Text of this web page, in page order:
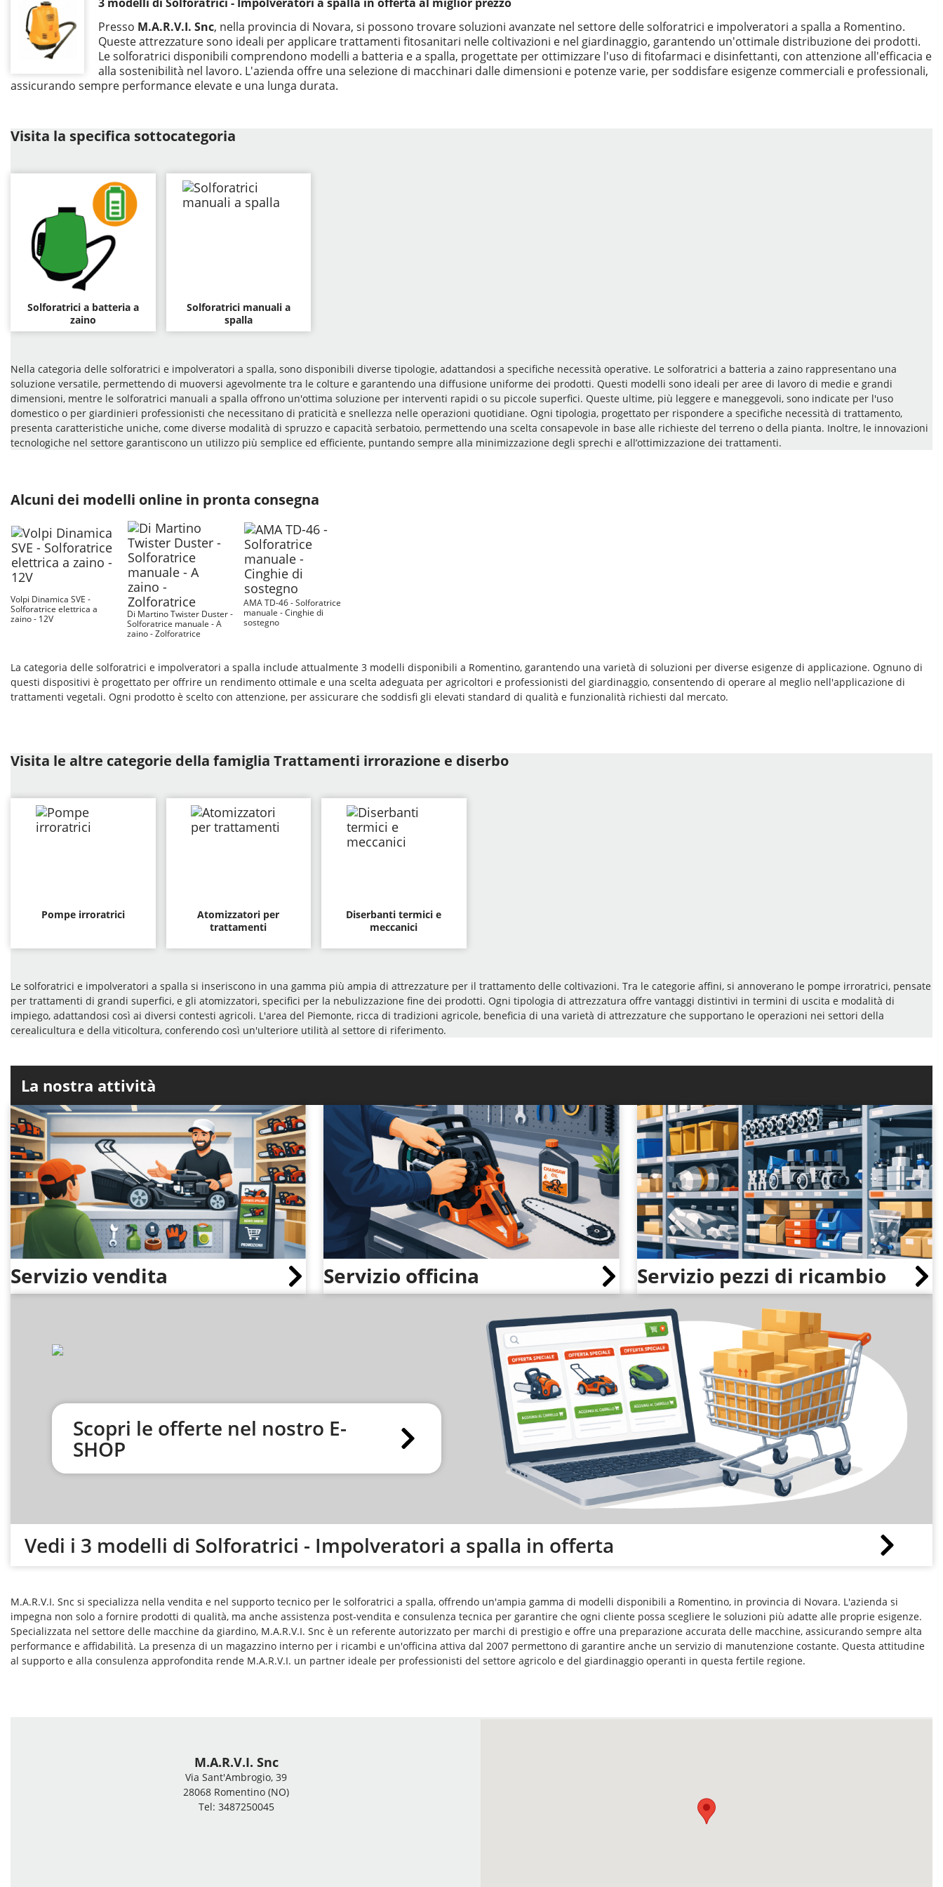
Presso M.A.R.V.I. Snc, nella provincia di Novara, si possono trovare soluzioni avanzate nel settore delle solforatrici e impolveratori a spalla a Romentino.
Queste attrezzature sono ideali per applicare trattamenti fitosanitari nelle coltivazioni e nel giardinaggio, garantendo un'ottimale distribuzione dei prodotti.
Le solforatrici disponibili comprendono modelli a batteria e a spalla, progettate per ottimizzare l'uso di fitofarmaci e disinfettanti, con attenzione all'efficacia e
alla sostenibilità nel lavoro. L'azienda offre una selezione di macchinari dalle dimensioni e potenze varie, per soddisfare esigenze commerciali e professionali,
assicurando sempre performance elevate e una lunga durata.
Visita la specifica sottocategoria
Solforatrici a batteria a
zaino
Solforatrici manuali a
spalla
Nella categoria delle solforatrici e impolveratori a spalla, sono disponibili diverse tipologie, adattandosi a specifiche necessità operative. Le solforatrici a batteria a zaino rappresentano una
soluzione versatile, permettendo di muoversi agevolmente tra le colture e garantendo una diffusione uniforme dei prodotti. Questi modelli sono ideali per aree di lavoro di medie e grandi
dimensioni, mentre le solforatrici manuali a spalla offrono un'ottima soluzione per interventi rapidi o su piccole superfici. Queste ultime, più leggere e maneggevoli, sono indicate per l'uso
domestico o per giardinieri professionisti che necessitano di praticità e snellezza nelle operazioni quotidiane. Ogni tipologia, progettato per rispondere a specifiche necessità di trattamento,
presenta caratteristiche uniche, come diverse modalità di spruzzo e capacità serbatoio, permettendo una scelta consapevole in base alle richieste del terreno o della pianta. Inoltre, le innovazioni
tecnologiche nel settore garantiscono un utilizzo più semplice ed efficiente, puntando sempre alla minimizzazione degli sprechi e all’ottimizzazione dei trattamenti.
Alcuni dei modelli online in pronta consegna
Volpi Dinamica SVE -
Solforatrice elettrica a
zaino - 12V
Di Martino Twister Duster -
Solforatrice manuale - A
zaino - Zolforatrice
AMA TD-46 - Solforatrice
manuale - Cinghie di
sostegno
La categoria delle solforatrici e impolveratori a spalla include attualmente 3 modelli disponibili a Romentino, garantendo una varietà di soluzioni per diverse esigenze di applicazione. Ognuno di
questi dispositivi è progettato per offrire un rendimento ottimale e una scelta adeguata per agricoltori e professionisti del giardinaggio, consentendo di operare al meglio nell'applicazione di
trattamenti vegetali. Ogni prodotto è scelto con attenzione, per assicurare che soddisfi gli elevati standard di qualità e funzionalità richiesti dal mercato.
Visita le altre categorie della famiglia Trattamenti irrorazione e diserbo
Pompe irroratrici
Atomizzatori per
trattamenti
Diserbanti termici e
meccanici
Le solforatrici e impolveratori a spalla si inseriscono in una gamma più ampia di attrezzature per il trattamento delle coltivazioni. Tra le categorie affini, si annoverano le pompe irroratrici, pensate
per trattamenti di grandi superfici, e gli atomizzatori, specifici per la nebulizzazione fine dei prodotti. Ogni tipologia di attrezzatura offre vantaggi distintivi in termini di uscita e modalità di
impiego, adattandosi così ai diversi contesti agricoli. L'area del Piemonte, ricca di tradizioni agricole, beneficia di una varietà di attrezzature che supportano le operazioni nei settori della
cerealicultura e della viticoltura, conferendo così un'ulteriore utilità al settore di riferimento.
La nostra attività
Servizio vendita Servizio officina Servizio pezzi di ricambio
Scopri le offerte nel nostro E-
SHOP
Vedi i 3 modelli di Solforatrici - Impolveratori a spalla in offerta
M.A.R.V.I. Snc si specializza nella vendita e nel supporto tecnico per le solforatrici a spalla, offrendo un'ampia gamma di modelli disponibili a Romentino, in provincia di Novara. L'azienda si
impegna non solo a fornire prodotti di qualità, ma anche assistenza post-vendita e consulenza tecnica per garantire che ogni cliente possa scegliere le soluzioni più adatte alle proprie esigenze.
Specializzata nel settore delle macchine da giardino, M.A.R.V.I. Snc è un referente autorizzato per marchi di prestigio e offre una preparazione accurata delle macchine, assicurando sempre alta
performance e affidabilità. La presenza di un magazzino interno per i ricambi e un'officina attiva dal 2007 permettono di garantire anche un servizio di manutenzione costante. Questa attitudine
al supporto e alla consulenza approfondita rende M.A.R.V.I. un partner ideale per professionisti del settore agricolo e del giardinaggio operanti in questa fertile regione.
M.A.R.V.I. Snc
Via Sant'Ambrogio, 39
28068 Romentino (NO)
Tel: 3487250045